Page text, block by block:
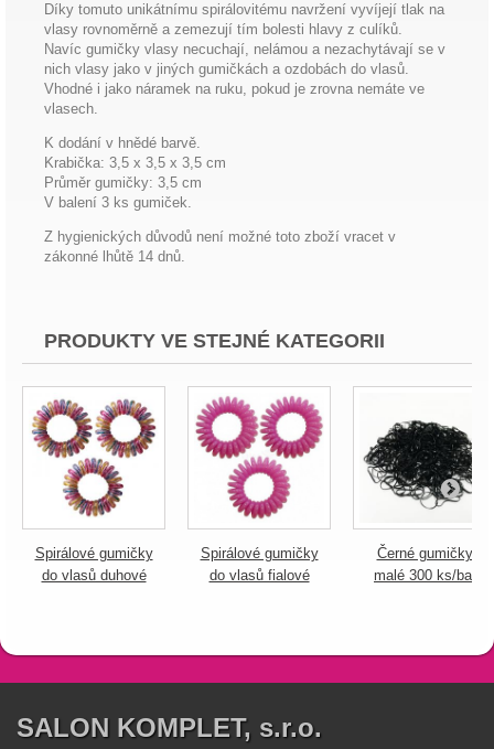
Díky tomuto unikátnímu spirálovitému navržení vyvíjejí tlak na
vlasy rovnoměrně a zemezují tím bolesti hlavy z culíků.
Navíc gumičky vlasy necuchají, nelámou a nezachytávají se v
nich vlasy jako v jiných gumičkách a ozdobách do vlasů.
Vhodné i jako náramek na ruku, pokud je zrovna nemáte ve
vlasech.
K dodání v hnědé barvě.
Krabička: 3,5 x 3,5 x 3,5 cm
Průměr gumičky: 3,5 cm
V balení 3 ks gumiček.
Z hygienických důvodů není možné toto zboží vracet v
zákonné lhůtě 14 dnů.
PRODUKTY VE STEJNÉ KATEGORII
Spirálové gumičky
do vlasů duhové
Spirálové gumičky
do vlasů fialové
Černé gumičky
malé 300 ks/bal
SALON KOMPLET, s.r.o.